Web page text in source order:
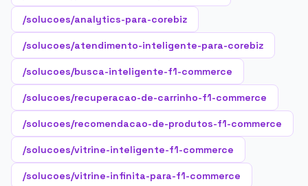
/solucoes/analytics-para-corebiz
/solucoes/atendimento-inteligente-para-corebiz
/solucoes/busca-inteligente-f1-commerce
/solucoes/recuperacao-de-carrinho-f1-commerce
/solucoes/recomendacao-de-produtos-f1-commerce
/solucoes/vitrine-inteligente-f1-commerce
/solucoes/vitrine-infinita-para-f1-commerce